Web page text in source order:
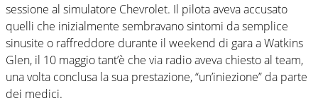
sessione al simulatore Chevrolet. Il pilota aveva accusato
quelli che inizialmente sembravano sintomi da semplice
sinusite o raffreddore durante il weekend di gara a Watkins
Glen, il 10 maggio tant’è che via radio aveva chiesto al team,
una volta conclusa la sua prestazione, “un’iniezione” da parte
dei medici.